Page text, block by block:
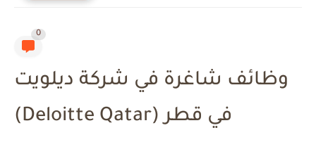
0
وظائف شاغرة في شركة ديلويت
(Deloitte Qatar) في قطر